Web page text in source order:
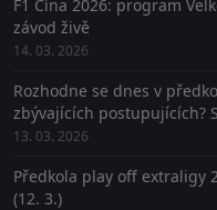
F1 Čína 2026: program
závod živě
14. 03. 2026
Rozhodne se dnes v
zbývajících postupujících?
13. 03. 2026
Předkola play off extraligy
(12. 3.)